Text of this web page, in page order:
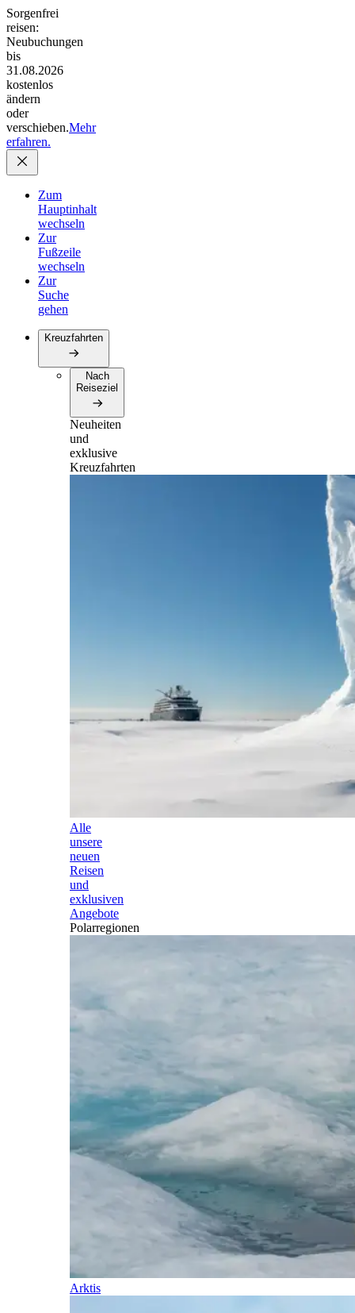
Sorgenfrei
reisen:
Neubuchungen
bis
31.08.2026
kostenlos
ändern
oder
verschieben.Mehr
erfahren.
Zum
Hauptinhalt
wechseln
Zur
Fußzeile
wechseln
Zur
Suche
gehen
Kreuzfahrten
Nach
Reiseziel
Neuheiten
und
exklusive
Kreuzfahrten
Alle
unsere
neuen
Reisen
und
exklusiven
Angebote
Polarregionen
Arktis